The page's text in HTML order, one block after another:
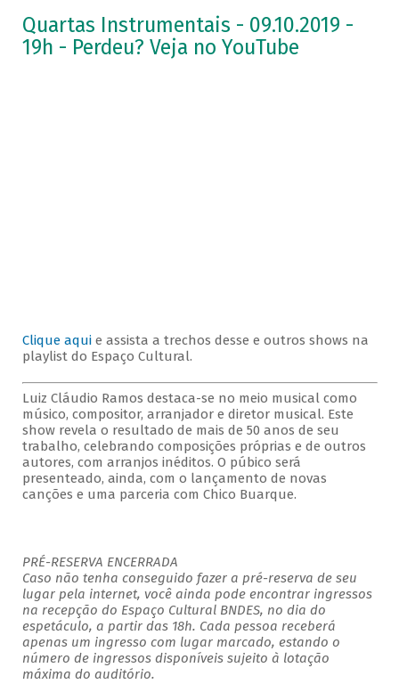
Quartas Instrumentais - 09.10.2019 -
19h - Perdeu? Veja no YouTube
Clique aquie assista a trechos desse e outros shows na
playlist do Espaço Cultural.
Luiz Cláudio Ramos destaca-se no meio musical como
músico, compositor, arranjador e diretor musical. Este
show revela o resultado de mais de 50 anos de seu
trabalho, celebrando composições próprias e de outros
autores, com arranjos inéditos. O púbico será
presenteado, ainda, com o lançamento de novas
canções e uma parceria com Chico Buarque.
PRÉ-RESERVA ENCERRADA
Caso não tenha conseguido fazer a pré-reserva de seu
lugar pela internet, você ainda pode encontrar ingressos
na recepção do Espaço Cultural BNDES, no dia do
espetáculo, a partir das 18h. Cada pessoa receberá
apenas um ingresso com lugar marcado, estando o
número de ingressos disponíveis sujeito à lotação
máxima do auditório.